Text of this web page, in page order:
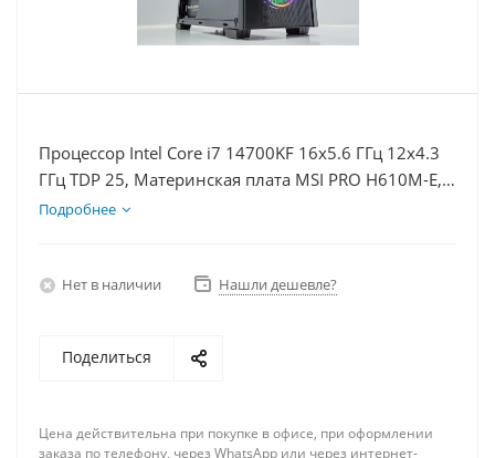
Процессор Intel Core i7 14700KF 16x5.6 ГГц 12x4.3
ГГц TDP 25, Материнская плата MSI PRO H610M-E,
Видеокарта RTX 4070S 12Гб, Память DDR4 16Gb,
Подробнее
Нет в наличии Нашли дешевле?
Поделиться
Цена действительна при покупке в офисе, при оформлении
заказа по телефону, через WhatsApp или через интернет-